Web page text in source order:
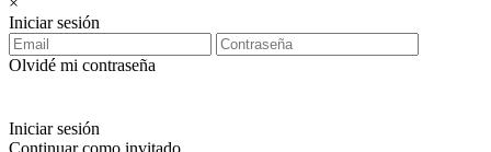
Iniciar sesión
Olvidé mi contraseña
Iniciar sesión
Continuar como invitado